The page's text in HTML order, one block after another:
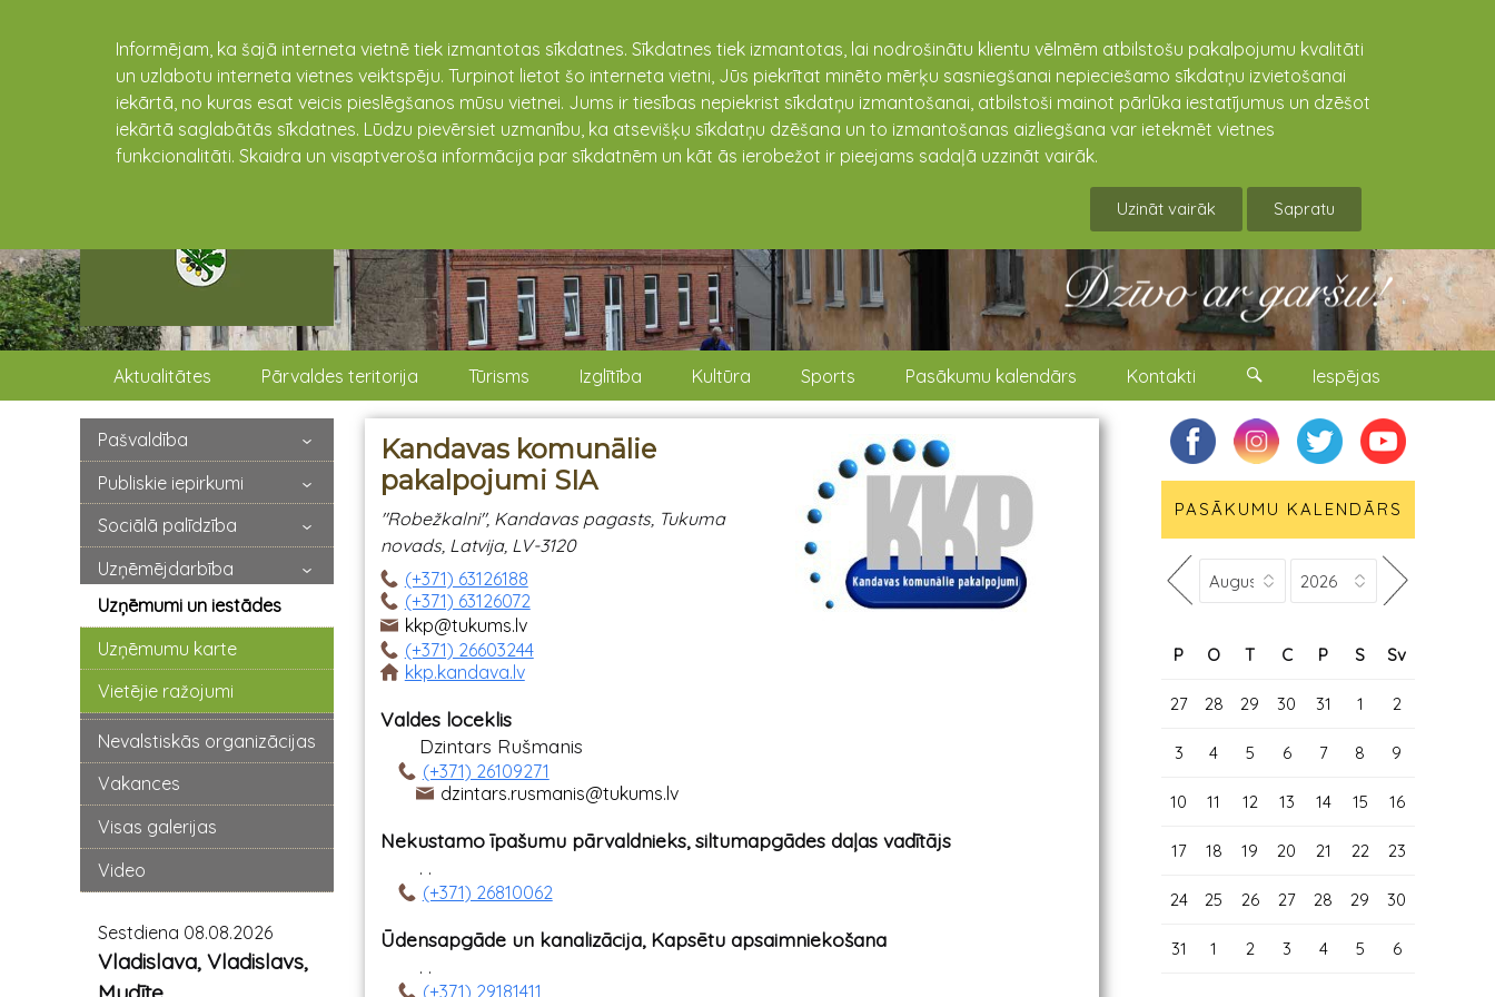
Informējam, ka šajā interneta vietnē tiek izmantotas sīkdatnes. Sīkdatnes tiek izmantotas, lai nodrošinātu klientu vēlmēm atbilstošu pakalpojumu kvalitāti
un uzlabotu interneta vietnes veiktspēju. Turpinot lietot šo interneta vietni, Jūs piekrītat minēto mērķu sasniegšanai nepieciešamo sīkdatņu izvietošanai
iekārtā, no kuras esat veicis pieslēgšanos mūsu vietnei. Jums ir tiesības nepiekrist sīkdatņu izmantošanai, atbilstoši mainot pārlūka iestatījumus un dzēšot
iekārtā saglabātās sīkdatnes. Lūdzu pievērsiet uzmanību, ka atsevišķu sīkdatņu dzēšana un to izmantošanas aizliegšana var ietekmēt vietnes
funkcionalitāti. Skaidra un visaptveroša informācija par sīkdatnēm un kāt ās ierobežot ir pieejams sadaļā uzzināt vairāk.
Uzināt vairāk Sapratu
Aktualitātes Pārvaldes teritorija Tūrisms Izglītība Kultūra Sports Pasākumu kalendārs Kontakti Iespējas
Pašvaldība
Publiskie iepirkumi
Sociālā palīdzība
Uzņēmējdarbība
Uzņēmumi un iestādes
Uzņēmumu karte
Vietējie ražojumi
Nevalstiskās organizācijas
Vakances
Visas galerijas
Video
Sestdiena 08.08.2026
Vladislava, Vladislavs,
Kandavas komunālie
pakalpojumi SIA
"Robežkalni", Kandavas pagasts, Tukuma
novads, Latvija, LV-3120
(+371) 63126188
(+371) 63126072
kkp@tukums.lv
(+371) 26603244
kkp.kandava.lv
Valdes loceklis
Dzintars Rušmanis
(+371) 26109271
dzintars.rusmanis@tukums.lv
Nekustamo īpašumu pārvaldnieks, siltumapgādes daļas vadītājs
. .
(+371) 26810062
Ūdensapgāde un kanalizācija, Kapsētu apsaimniekošana
. .
(+371) 29181411
PASĀKUMU KALENDĀRS
P O T C P S Sv
27 28 29 30 31 1 2
3 4 5 6 7 8 9
10 11 12 13 14 15 16
17 18 19 20 21 22 23
24 25 26 27 28 29 30
31 1 2 3 4 5 6